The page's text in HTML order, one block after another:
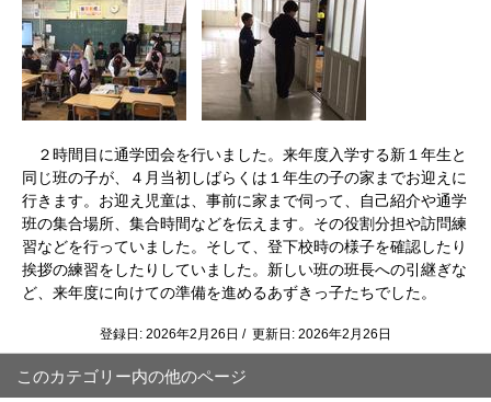
２時間目に通学団会を行いました。来年度入学する新１年生と
同じ班の子が、４月当初しばらくは１年生の子の家までお迎えに
行きます。お迎え児童は、事前に家まで伺って、自己紹介や通学
班の集合場所、集合時間などを伝えます。その役割分担や訪問練
習などを行っていました。そして、登下校時の様子を確認したり
挨拶の練習をしたりしていました。新しい班の班長への引継ぎな
ど、来年度に向けての準備を進めるあずきっ子たちでした。
登録日: 2026年2月26日 / 更新日: 2026年2月26日
このカテゴリー内の他のページ